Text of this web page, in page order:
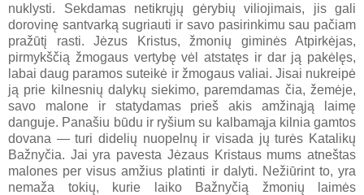
nuklysti. Sekdamas netikrųjų gėrybių viliojimais, jis gali
dorovinę santvarką sugriauti ir savo pasirinkimu sau pačiam
pražūtį rasti. Jėzus Kristus, žmonių giminės Atpirkėjas,
pirmykščią žmogaus vertybę vėl atstatęs ir dar ją pakėlęs,
labai daug paramos suteikė ir žmogaus valiai. Jisai nukreipė
ją prie kilnesnių dalykų siekimo, paremdamas čia, žemėje,
savo malone ir statydamas prieš akis amžinąją laimę
danguje. Panašiu būdu ir ryšium su kalbamąja kilnia gamtos
dovana — turi didelių nuopelnų ir visada jų turės Katalikų
Bažnyčia. Jai yra pavesta Jėzaus Kristaus mums atneštas
malones per visus amžius platinti ir dalyti. Nežiūrint to, yra
nemaža tokių, kurie laiko Bažnyčią žmonių laimės